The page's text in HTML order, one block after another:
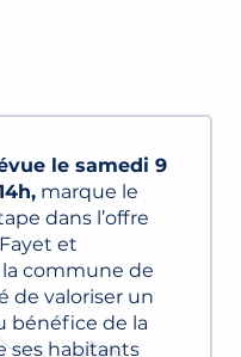
le samedi 9
marque le
dans l’offre
et
commune de
de valoriser un
bénéfice de la
ses habitants